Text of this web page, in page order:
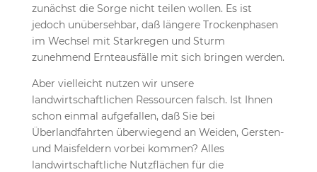
zunächst die Sorge nicht teilen wollen. Es ist
jedoch unübersehbar, daß längere Trockenphasen
im Wechsel mit Starkregen und Sturm
zunehmend Ernteausfälle mit sich bringen werden.
Aber vielleicht nutzen wir unsere
landwirtschaftlichen Ressourcen falsch. Ist Ihnen
schon einmal aufgefallen, daß Sie bei
Überlandfahrten überwiegend an Weiden, Gersten-
und Maisfeldern vorbei kommen? Alles
landwirtschaftliche Nutzflächen für die